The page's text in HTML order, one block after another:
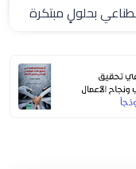
بحلولٍ مبتكرة